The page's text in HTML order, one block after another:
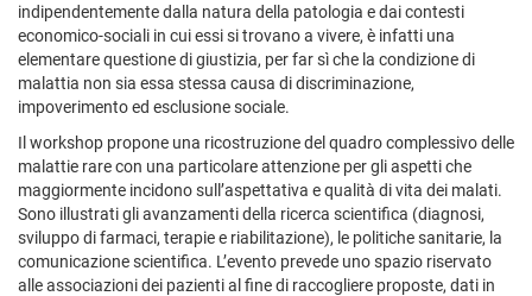
indipendentemente dalla natura della patologia e dai contesti
economico-sociali in cui essi si trovano a vivere, è infatti una
elementare questione di giustizia, per far sì che la condizione di
malattia non sia essa stessa causa di discriminazione,
impoverimento ed esclusione sociale.
Il workshop propone una ricostruzione del quadro complessivo delle
malattie rare con una particolare attenzione per gli aspetti che
maggiormente incidono sull’aspettativa e qualità di vita dei malati.
Sono illustrati gli avanzamenti della ricerca scientifica (diagnosi,
sviluppo di farmaci, terapie e riabilitazione), le politiche sanitarie, la
comunicazione scientifica. L’evento prevede uno spazio riservato
alle associazioni dei pazienti al fine di raccogliere proposte, dati in